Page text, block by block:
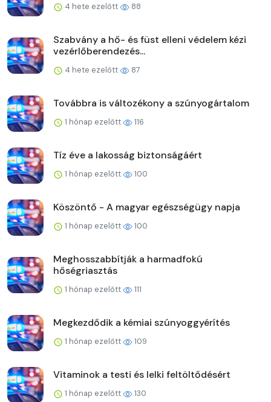
4 hete ezelőtt 88
Szabvány a hő- és füst elleni védelem kézi
vezérlőberendezés...
4 hete ezelőtt 87
Továbbra is változékony a szúnyogártalom
1 hónap ezelőtt 116
Tíz éve a lakosság biztonságáért
1 hónap ezelőtt 100
Köszöntő - A magyar egészségügy napja
1 hónap ezelőtt 100
Meghosszabbítják a harmadfokú
hőségriasztás
1 hónap ezelőtt 111
Megkezdődik a kémiai szúnyoggyérítés
1 hónap ezelőtt 109
Vitaminok a testi és lelki feltöltődésért
1 hónap ezelőtt 130